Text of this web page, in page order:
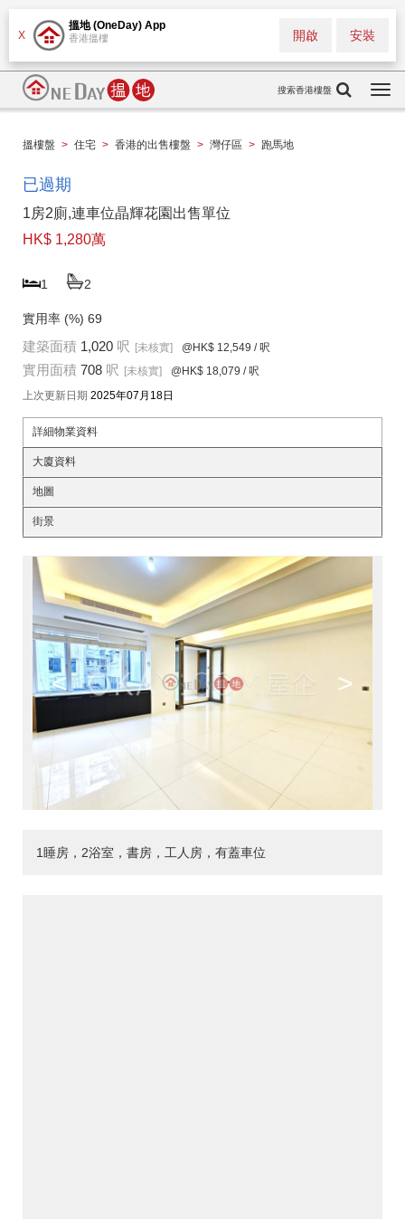
X
搵地 (OneDay) App
香港搵樓 安裝
開啟
搜索香港樓盤
搵樓盤 > 住宅 > 香港的出售樓盤 > 灣仔區 > 跑馬地
已過期
1房2廁,連車位晶輝花園出售單位
HK$ 1,280萬
1 2
實用率 (%) 69
建築面積 1,020 呎 [未核實] @HK$ 12,549 / 呎
實用面積 708 呎 [未核實] @HK$ 18,079 / 呎
上次更新日期 2025年07月18日
詳細物業資料
大廈資料
地圖
街景
< >
1睡房，2浴室，書房，工人房，有蓋車位